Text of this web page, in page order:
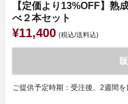
【定価より13%OFF】熟
べ２本セット
¥11,400 (税込/送料込)
ご提供予定時期：受注後、2週間